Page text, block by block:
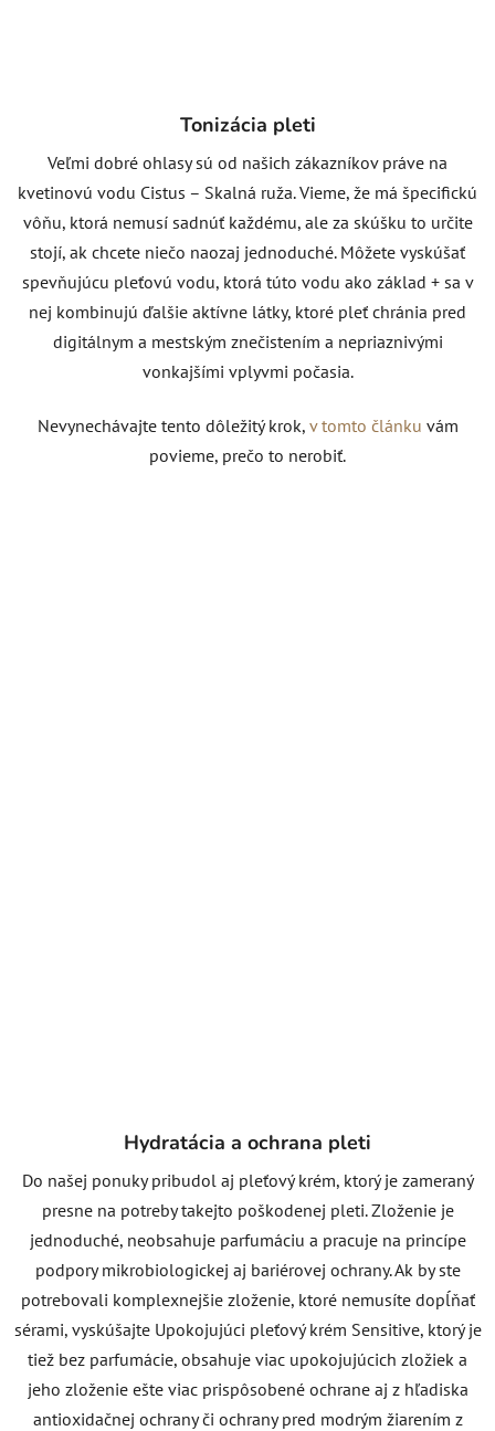
Tonizácia pleti
Veľmi dobré ohlasy sú od našich zákazníkov práve na
kvetinovú vodu Cistus – Skalná ruža. Vieme, že má špecifickú
vôňu, ktorá nemusí sadnúť každému, ale za skúšku to určite
stojí, ak chcete niečo naozaj jednoduché. Môžete vyskúšať
spevňujúcu pleťovú vodu, ktorá túto vodu ako základ + sa v
nej kombinujú ďalšie aktívne látky, ktoré pleť chránia pred
digitálnym a mestským znečistením a nepriaznivými
vonkajšími vplyvmi počasia.
Nevynechávajte tento dôležitý krok, v tomto článku vám
povieme, prečo to nerobiť.
Hydratácia a ochrana pleti
Do našej ponuky pribudol aj pleťový krém, ktorý je zameraný
presne na potreby takejto poškodenej pleti. Zloženie je
jednoduché, neobsahuje parfumáciu a pracuje na princípe
podpory mikrobiologickej aj bariérovej ochrany. Ak by ste
potrebovali komplexnejšie zloženie, ktoré nemusíte dopĺňať
sérami, vyskúšajte Upokojujúci pleťový krém Sensitive, ktorý je
tiež bez parfumácie, obsahuje viac upokojujúcich zložiek a
jeho zloženie ešte viac prispôsobené ochrane aj z hľadiska
antioxidačnej ochrany či ochrany pred modrým žiarením z